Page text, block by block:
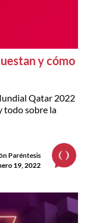
y cómo
Qatar 2022
todo sobre la
Paréntesis
19, 2022